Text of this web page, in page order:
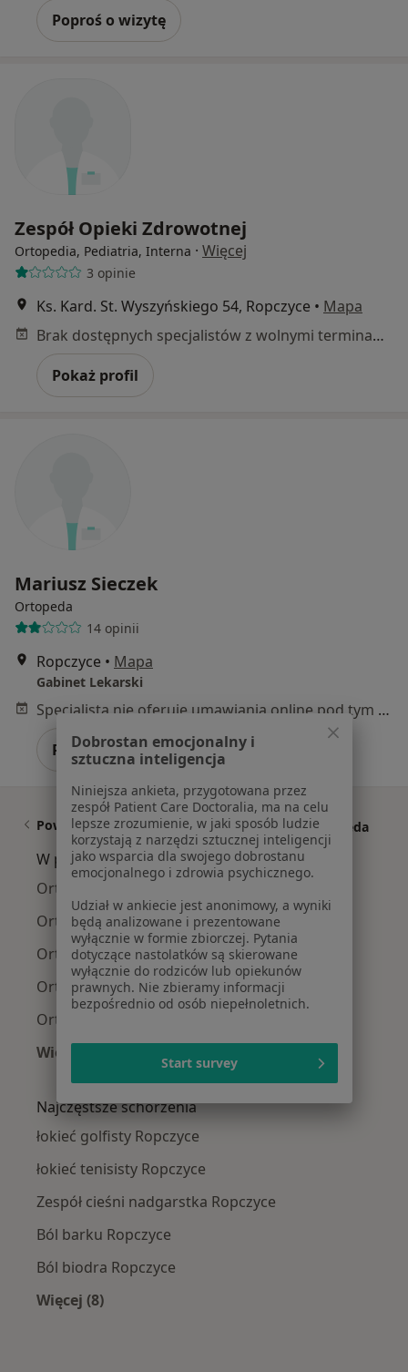
Poproś o wizytę
Zespół Opieki Zdrowotnej
Ortopedia, Pediatria, Interna · Więcej
3 opinie
Ks. Kard. St. Wyszyńskiego 54, Ropczyce • Mapa
Brak dostępnych specjalistów z wolnymi terminami w tym centrum medycznym.
Pokaż profil
Mariusz Sieczek
Ortopeda
14 opinii
Ropczyce • Mapa
Gabinet Lekarski
Specjalista nie oferuje umawiania online pod tym adresem.
Poproś o wizytę
Powiązane wyszukiwania | Oferty pracy - Ortopeda
W pobliżu Ropczyc
Ortopedzi w Rzeszowie
Ortopedzi w Tarnowie
Ortopedzi w Mielcu
Ortopedzi w Krosnie
Ortopedzi w Jasle
Więcej (14)
Więcej w kategorii: W pobliżu Ropczyc
Najczęstsze schorzenia
łokieć golfisty Ropczyce
łokieć tenisisty Ropczyce
Zespół cieśni nadgarstka Ropczyce
Ból barku Ropczyce
Ból biodra Ropczyce
Więcej (8)
Dobrostan emocjonalny i
sztuczna inteligencja
Niniejsza ankieta, przygotowana przez
zespół Patient Care Doctoralia, ma na celu
lepsze zrozumienie, w jaki sposób ludzie
korzystają z narzędzi sztucznej inteligencji
jako wsparcia dla swojego dobrostanu
emocjonalnego i zdrowia psychicznego.
Udział w ankiecie jest anonimowy, a wyniki
będą analizowane i prezentowane
wyłącznie w formie zbiorczej. Pytania
dotyczące nastolatków są skierowane
wyłącznie do rodziców lub opiekunów
prawnych. Nie zbieramy informacji
bezpośrednio od osób niepełnoletnich.
Start survey